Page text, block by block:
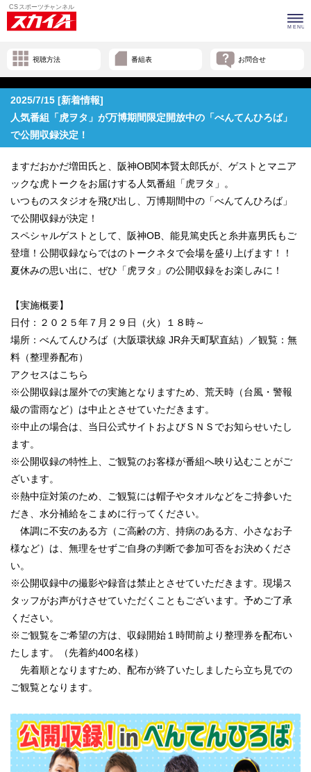
視聴方法 番組表 お問合せ
2025/7/15 [新着情報]
人気番組「虎ヲタ」が万博期間限定開放中の「べんてんひろば」
で公開収録決定！
ますだおかだ増田氏と、阪神OB関本賢太郎氏が、ゲストとマニア
ックな虎トークをお届けする人気番組「虎ヲタ」。
いつものスタジオを飛び出し、万博期間中の「べんてんひろば」
で公開収録が決定！
スペシャルゲストとして、阪神OB、能見篤史氏と糸井嘉男氏もご
登壇！公開収録ならではのトークネタで会場を盛り上げます！！
夏休みの思い出に、ぜひ「虎ヲタ」の公開収録をお楽しみに！
【実施概要】
日付：２０２５年７月２９日（火）１８時～
場所：べんてんひろば（大阪環状線 JR弁天町駅直結）／観覧：無
料（整理券配布）
アクセスはこちら
※公開収録は屋外での実施となりますため、荒天時（台風・警報
級の雷雨など）は中止とさせていただきます。
※中止の場合は、当日公式サイトおよびＳＮＳでお知らせいたし
ます。
※公開収録の特性上、ご観覧のお客様が番組へ映り込むことがご
ざいます。
※熱中症対策のため、ご観覧には帽子やタオルなどをご持参いた
だき、水分補給をこまめに行ってください。
体調に不安のある方（ご高齢の方、持病のある方、小さなお子
様など）は、無理をせずご自身の判断で参加可否をお決めくださ
い。
※公開収録中の撮影や録音は禁止とさせていただきます。現場ス
タッフがお声がけさせていただくこともございます。予めご了承
ください。
※ご観覧をご希望の方は、収録開始１時間前より整理券を配布い
たします。（先着約400名様）
先着順となりますため、配布が終了いたしましたら立ち見での
ご観覧となります。